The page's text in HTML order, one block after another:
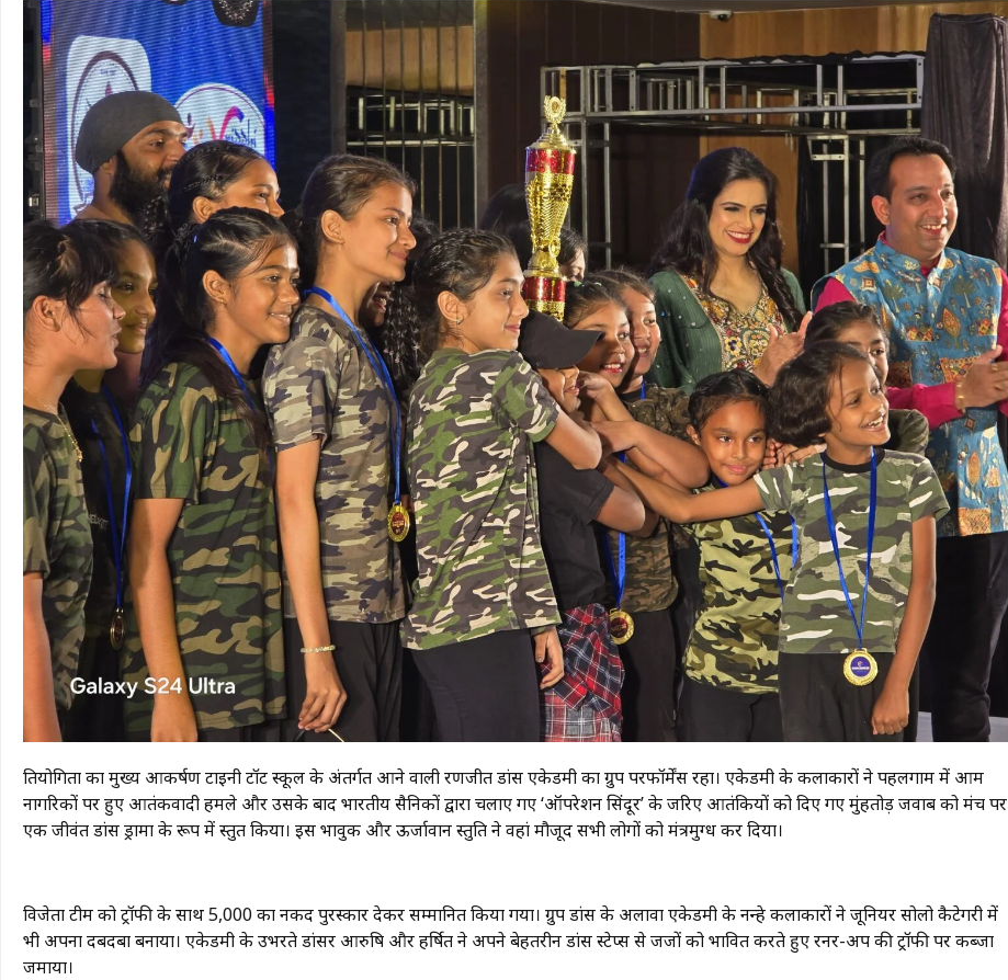
​प्रतियोगिता का मुख्य आकर्षण टाइनी टॉट स्कूल के अंतर्गत आने वाली रणजीत डांस एकेडमी का ग्रुप परफॉर्मेंस रहा। एकेडमी के कलाकारों ने पहलगाम में आम
नागरिकों पर हुए आतंकवादी हमले और उसके बाद भारतीय सैनिकों द्वारा चलाए गए ‘ऑपरेशन सिंदूर’ के जरिए आतंकियों को दिए गए मुंहतोड़ जवाब को मंच पर
एक जीवंत डांस ड्रामा के रूप में प्रस्तुत किया। इस भावुक और ऊर्जावान प्रस्तुति ने वहां मौजूद सभी लोगों को मंत्रमुग्ध कर दिया।
​विजेता टीम को ट्रॉफी के साथ ₹5,000 का नकद पुरस्कार देकर सम्मानित किया गया। ग्रुप डांस के अलावा एकेडमी के नन्हे कलाकारों ने जूनियर सोलो कैटेगरी में
भी अपना दबदबा बनाया। एकेडमी के उभरते डांसर आरुषि और हर्षित ने अपने बेहतरीन डांस स्टेप्स से जजों को प्रभावित करते हुए रनर-अप की ट्रॉफी पर कब्जा
जमाया।